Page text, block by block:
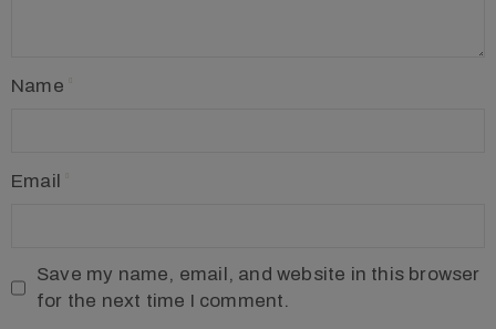
Name
Email
Save my name, email, and website in this browser
for the next time I comment.